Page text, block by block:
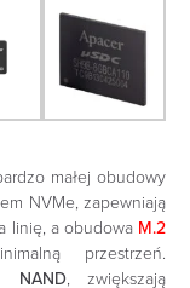
małej obudowy
NVMe, zapewniają
linię, a obudowa M.2
przestrzeń.
NAND, zwiększają